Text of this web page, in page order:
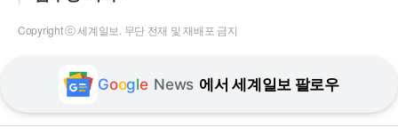
Copyright ⓒ 세계일보. 무단 전재 및 재배포 금지
Google News 에서 세계일보 팔로우